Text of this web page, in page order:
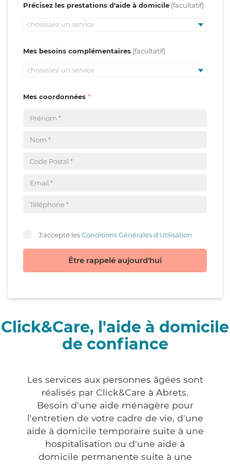
Précisez les prestations d'aide à domicile
choisissez un service
Mes besoins complémentaires
choisissez un service
Mes coordonnées
J'accepte lesConditions Générales d'Utilisation
Être rappelé aujourd'hui
Click&Care, l'aide à domicile
de confiance
Les services aux personnes âgées sont
réalisés par Click&Care à Abrets.
Besoin d'une aide ménagère pour
l'entretien de votre cadre de vie, d'une
aide à domicile temporaire suite à une
hospitalisation ou d'une aide à
domicile permanente suite à une